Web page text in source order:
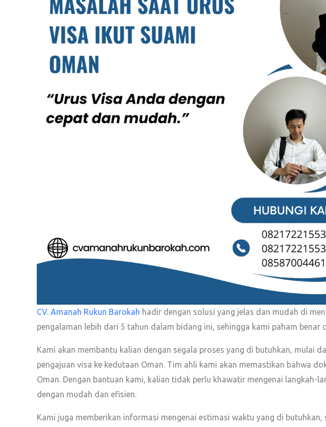
CV. Amanah Rukun Barokah hadir dengan solusi yang jelas dan mudah di
pengalaman lebih dari 5 tahun dalam bidang ini, sehingga kami paham
Kami akan membantu kalian dengan segala proses yang di butuhkan, mulai
pengajuan visa ke kedutaan Oman. Tim ahli kami akan memastikan bahwa
Oman. Dengan bantuan kami, kalian tidak perlu khawatir mengenai
dengan mudah dan efisien.
Kami juga memberikan informasi mengenai estimasi waktu yang di